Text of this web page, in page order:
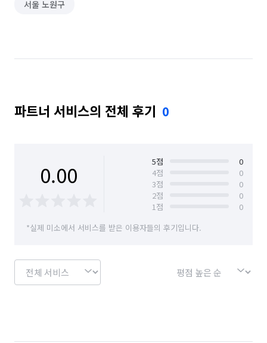
서울 노원구
파트너 서비스의 전체 후기 0
0.00 5점
0
4점
0
3점
0
2점
0
1점
0
*실제 미소에서 서비스를 받은 이용자들의 후기입니다.